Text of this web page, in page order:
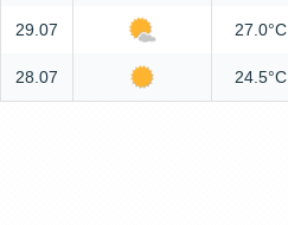
29.07 27.0°C
28.07 24.5°C